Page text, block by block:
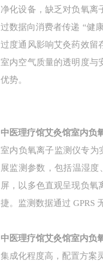
净化设备，缺乏对负氧离
过数据向消费者传递 “健
过度通风影响艾灸药效留
室内空气质量的透明度与
优势。
中医理疗馆艾灸馆室内负
室内负氧离子监测仪专为
展监测参数，包括温湿
屏，以多色直观呈现负氧
捷。监测数据通过 GPRS
中医理疗馆艾灸馆室内负
集成化程度高，配置方案